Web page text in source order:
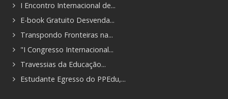
I Encontro Internacional de...
E-book Gratuito Desvenda...
Transpondo Fronteiras na...
"I Congresso Internacional...
Travessias da Educação...
Estudante Egresso do PPEdu,...